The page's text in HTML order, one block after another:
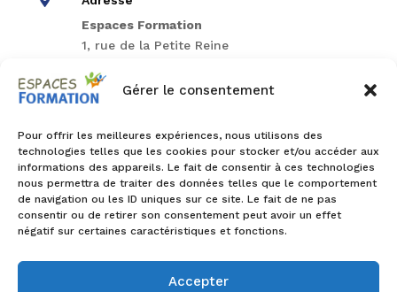
Gérer le consentement
Pour offrir les meilleures expériences, nous utilisons des
technologies telles que les cookies pour stocker et/ou accéder aux
informations des appareils. Le fait de consentir à ces technologies
nous permettra de traiter des données telles que le comportement
de navigation ou les ID uniques sur ce site. Le fait de ne pas
consentir ou de retirer son consentement peut avoir un effet
négatif sur certaines caractéristiques et fonctions.
Accepter
Espaces Formation
1, rue de la Petite Reine
Lundi, mardi, jeudi
: 9h–12h / 13h45–17h
•Mercredi, vendredi: 9h–12h / 13h45–15h

Accès
• Bus ligne 23 – arrêt Repos de chasse
• Tram ligne 1 – arrêt Croix Bonneau